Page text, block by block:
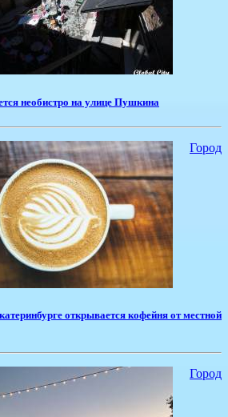
необистро на улице Пушкина
Город
открывается кофейня от местной
Город